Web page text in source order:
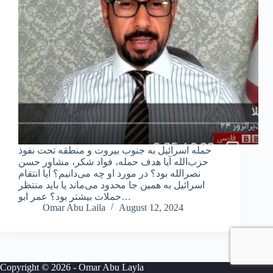
حمله اسرائیل به جنوب بیروت و منطقه تحت نفوذ
حزب‌الله آیا هدف حمله، فواد شکر، مشاور حسن
نصرالله بود؟ در مورد او چه می‌دانیم؟ آیا انتقام
اسرائیل به همین جا محدود می‌ماند یا باید منتظر
حملات بیشتر بود؟ عمر ابو…
Omar Abu Laila
August 12, 2024
Copyright © 2026 - Omar Abu Layla